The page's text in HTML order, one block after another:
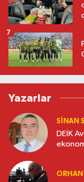
7
Yazarlar
SINAN
DEİK